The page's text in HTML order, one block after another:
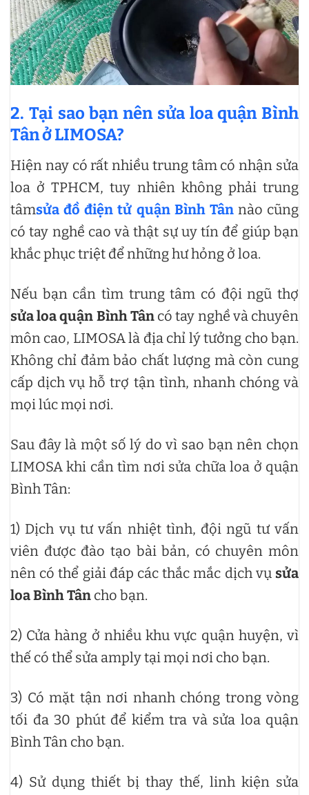
2. Tại sao bạn nên sửa loa quận Bình
Tân ở LIMOSA?
Hiện nay có rất nhiều trung tâm có nhận sửa
loa ở TPHCM, tuy nhiên không phải trung
tâmsửa đồ điện tử quận Bình Tânnào cũng
có tay nghề cao và thật sự uy tín để giúp bạn
khắc phục triệt để những hư hỏng ở loa.
Nếu bạn cần tìm trung tâm có đội ngũ thợ
sửa loa quận Bình Tân có tay nghề và chuyên
môn cao, LIMOSA là địa chỉ lý tưởng cho bạn.
Không chỉ đảm bảo chất lượng mà còn cung
cấp dịch vụ hỗ trợ tận tình, nhanh chóng và
mọi lúc mọi nơi.
Sau đây là một số lý do vì sao bạn nên chọn
LIMOSA khi cần tìm nơi sửa chữa loa ở quận
Bình Tân:
1) Dịch vụ tư vấn nhiệt tình, đội ngũ tư vấn
viên được đào tạo bài bản, có chuyên môn
nên có thể giải đáp các thắc mắc dịch vụ sửa
loa Bình Tân cho bạn.
2) Cửa hàng ở nhiều khu vực quận huyện, vì
thế có thể sửa amply tại mọi nơi cho bạn.
3) Có mặt tận nơi nhanh chóng trong vòng
tối đa 30 phút để kiểm tra và sửa loa quận
Bình Tân cho bạn.
4) Sử dụng thiết bị thay thế, linh kiện sửa